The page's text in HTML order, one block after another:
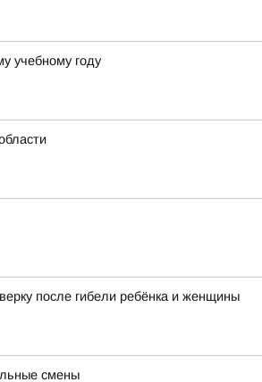
учебному году
после гибели ребёнка и женщины
смены